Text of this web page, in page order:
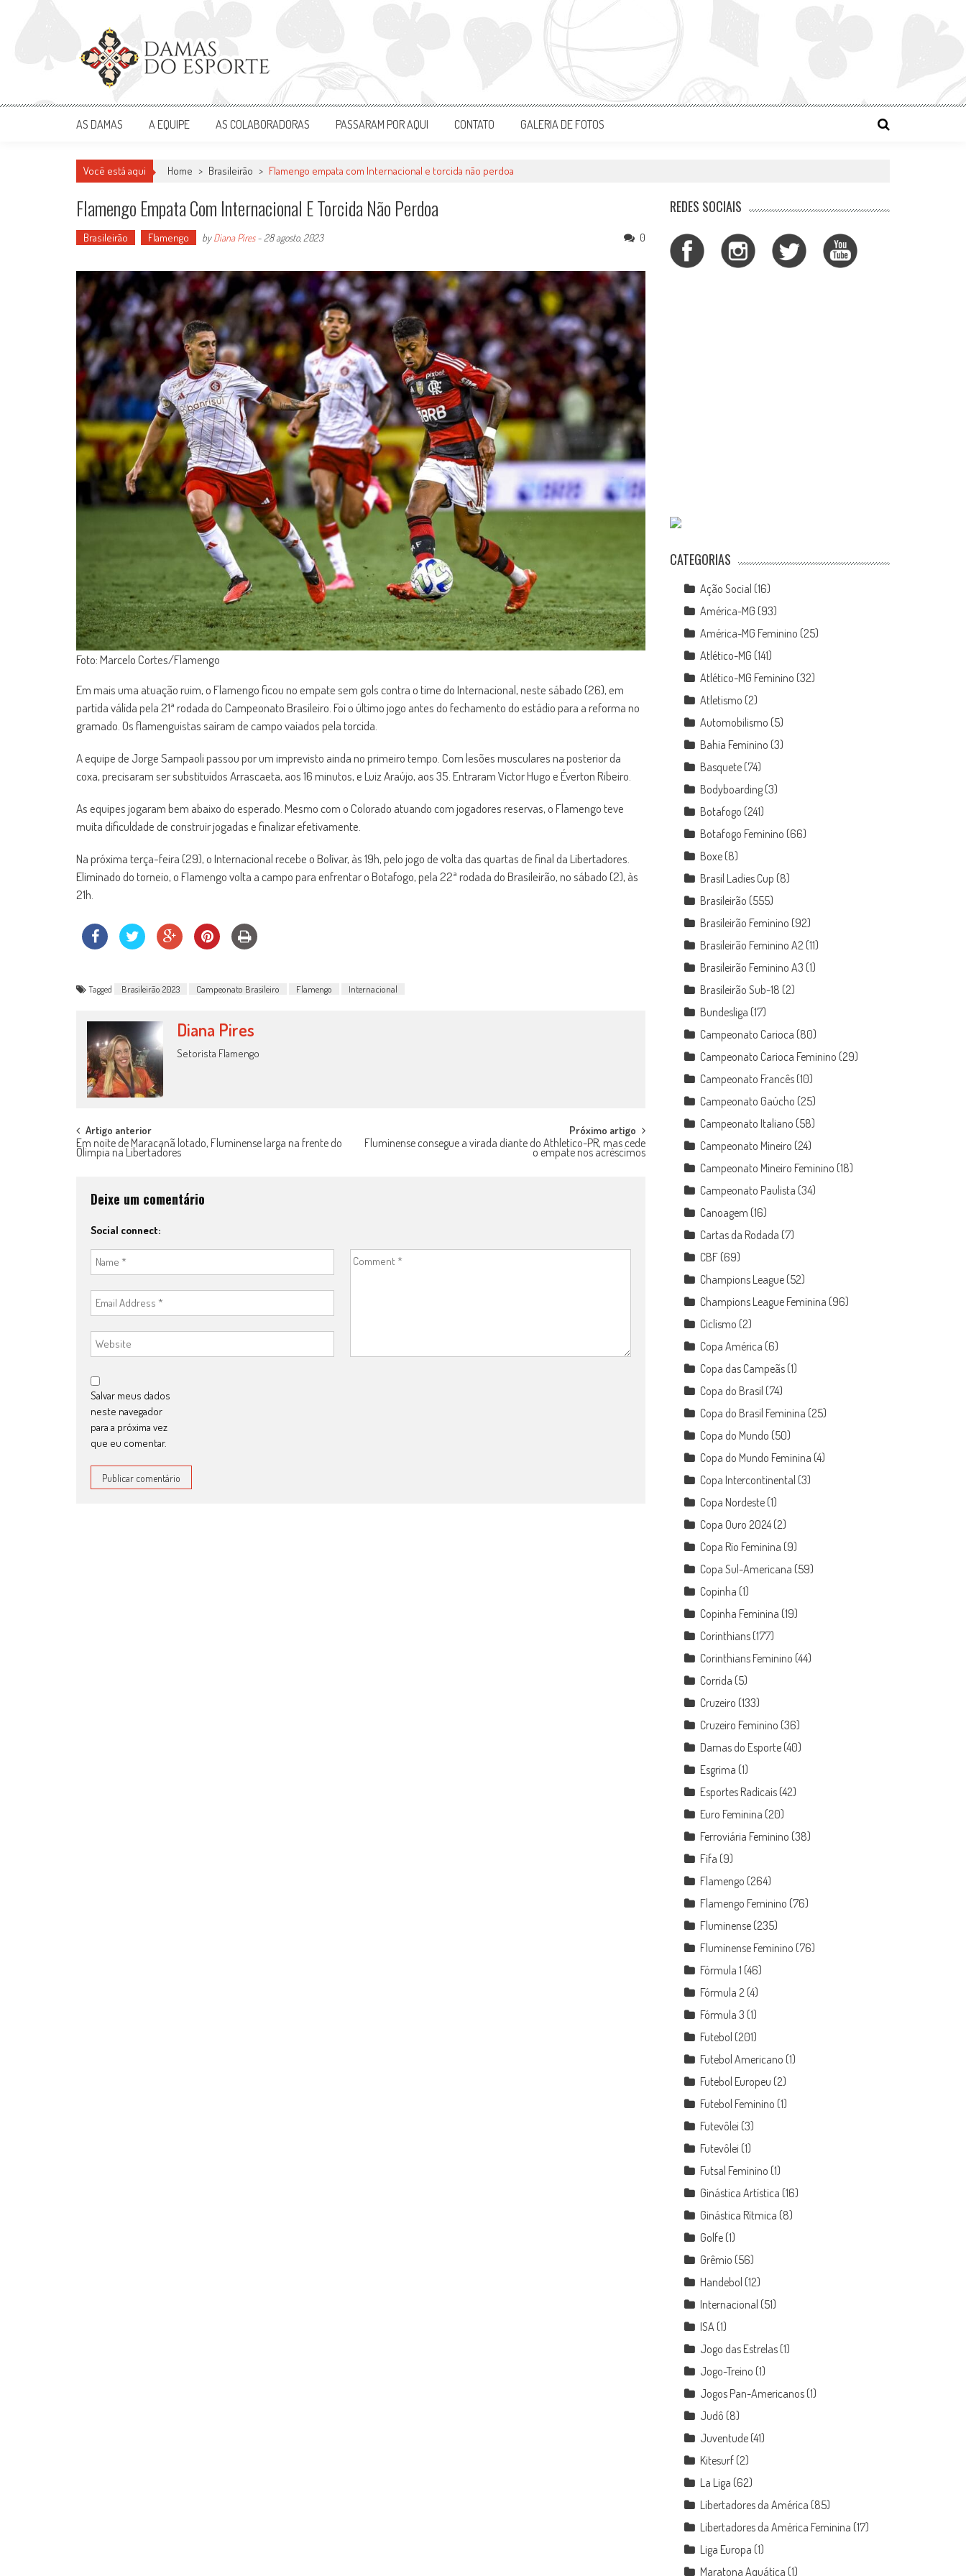
Damas do Esporte
Descobrindo talentos femininos para o meio esportivo
AS DAMAS A EQUIPE AS COLABORADORAS PASSARAM POR AQUI CONTATO GALERIA DE FOTOS
Você está aqui Home > Brasileirão > Flamengo empata com Internacional e torcida não perdoa
Flamengo Empata Com Internacional E Torcida Não Perdoa
Brasileirão Flamengo byDiana Pires- 28 agosto, 2023 0
Foto: Marcelo Cortes/Flamengo
Em mais uma atuação ruim, o Flamengo ficou no empate sem gols contra o time do Internacional, neste sábado (26), em
partida válida pela 21ª rodada do Campeonato Brasileiro. Foi o último jogo antes do fechamento do estádio para a reforma no
gramado. Os flamenguistas saíram de campo vaiados pela torcida.
A equipe de Jorge Sampaoli passou por um imprevisto ainda no primeiro tempo. Com lesões musculares na posterior da
coxa, precisaram ser substituídos Arrascaeta, aos 16 minutos, e Luiz Araújo, aos 35. Entraram Victor Hugo e Éverton Ribeiro.
As equipes jogaram bem abaixo do esperado. Mesmo com o Colorado atuando com jogadores reservas, o Flamengo teve
muita dificuldade de construir jogadas e finalizar efetivamente.
Na próxima terça-feira (29), o Internacional recebe o Bolívar, às 19h, pelo jogo de volta das quartas de final da Libertadores.
Eliminado do torneio, o Flamengo volta a campo para enfrentar o Botafogo, pela 22ª rodada do Brasileirão, no sábado (2), às
21h.
Tagged Brasileirão 2023 Campeonato Brasileiro Flamengo Internacional
Diana Pires
Setorista Flamengo
Post
navigation
Artigo anterior
Em noite de Maracanã lotado, Fluminense larga na frente do
Olimpia na Libertadores
Próximo artigo
Fluminense consegue a virada diante do Athletico-PR, mas cede
o empate nos acréscimos
Deixe um comentário
Social connect:
Salvar meus dados
neste navegador
para a próxima vez
que eu comentar.
REDES SOCIAIS
CATEGORIAS
Ação Social (16)
América-MG (93)
América-MG Feminino (25)
Atlético-MG (141)
Atlético-MG Feminino (32)
Atletismo (2)
Automobilismo (5)
Bahia Feminino (3)
Basquete (74)
Bodyboarding (3)
Botafogo (241)
Botafogo Feminino (66)
Boxe (8)
Brasil Ladies Cup (8)
Brasileirão (555)
Brasileirão Feminino (92)
Brasileirão Feminino A2 (11)
Brasileirão Feminino A3 (1)
Brasileirão Sub-18 (2)
Bundesliga (17)
Campeonato Carioca (80)
Campeonato Carioca Feminino (29)
Campeonato Francês (10)
Campeonato Gaúcho (25)
Campeonato Italiano (58)
Campeonato Mineiro (24)
Campeonato Mineiro Feminino (18)
Campeonato Paulista (34)
Canoagem (16)
Cartas da Rodada (7)
CBF (69)
Champions League (52)
Champions League Feminina (96)
Ciclismo (2)
Copa América (6)
Copa das Campeãs (1)
Copa do Brasil (74)
Copa do Brasil Feminina (25)
Copa do Mundo (50)
Copa do Mundo Feminina (4)
Copa Intercontinental (3)
Copa Nordeste (1)
Copa Ouro 2024(2)
Copa Rio Feminina (9)
Copa Sul-Americana (59)
Copinha (1)
Copinha Feminina (19)
Corinthians (177)
Corinthians Feminino (44)
Corrida (5)
Cruzeiro (133)
Cruzeiro Feminino (36)
Damas do Esporte (40)
Esgrima (1)
Esportes Radicais (42)
Euro Feminina (20)
Ferroviária Feminino (38)
Fifa (9)
Flamengo (264)
Flamengo Feminino (76)
Fluminense (235)
Fluminense Feminino (76)
Fórmula 1 (46)
Fórmula 2 (4)
Fórmula 3 (1)
Futebol (201)
Futebol Americano (1)
Futebol Europeu (2)
Futebol Feminino (1)
Futevôlei (3)
Futevôlei (1)
Futsal Feminino (1)
Ginástica Artística (16)
Ginástica Rítmica (8)
Golfe (1)
Grêmio (56)
Handebol (12)
Internacional (51)
ISA (1)
Jogo das Estrelas (1)
Jogo-Treino (1)
Jogos Pan-Americanos (1)
Judô (8)
Juventude (41)
Kitesurf (2)
La Liga (62)
Libertadores da América (85)
Libertadores da América Feminina (17)
Liga Europa (1)
Maratona Aquática (1)